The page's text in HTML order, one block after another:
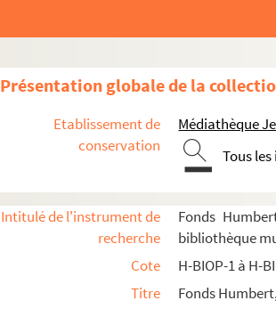
Présentation globale de la
Etablissement de
conservation
Médiathèque
Tous
Intitulé de l'instrument de
recherche
Fonds
bibliothèque
Cote
H-BIOP-1 à H-
Titre
Fonds
H-BIOP-5-2-111. Général Brière de l'Isle
H-BIOP-5-2-113. Brison, député de la
H-BIOP-5-2-114. Duc de Broglie
H-BIOP-5-2-115. Henri de Brouckere
H-BIOP-5-2-116. Henry Brougham